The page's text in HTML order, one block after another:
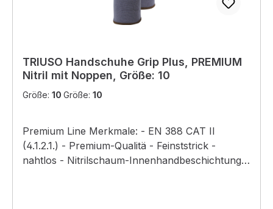
TRIUSO Handschuhe Grip Plus, PREMIUM
Nitril mit Noppen, Größe: 10
Größe: 10 Größe: 10
Premium Line Merkmale: - EN 388 CAT II
(4.1.2.1.) - Premium-Qualitä - Feinststrick -
nahtlos - Nitrilschaum-Innenhandbeschichtung